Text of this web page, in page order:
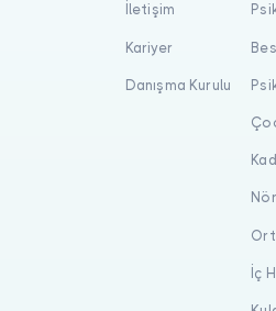
İletişim
Kariyer
Danışma Kurulu
İç